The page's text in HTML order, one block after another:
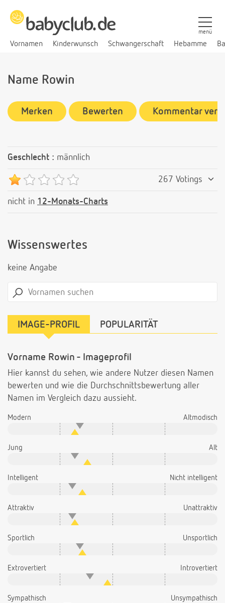
Vornamen Kinderwunsch Schwangerschaft Hebamme
menü
Name Rowin
Merken Bewerten Kommentar
Geschlecht : männlich
267 Votings
nicht in 12-Monats-Charts
Wissenswertes
keine Angabe
IMAGE-PROFIL POPULARITÄT
Vorname Rowin - Imageprofil
Hier kannst du sehen, wie andere Nutzer diesen Namen
bewerten und wie die Durchschnittsbewertung aller
Namen im Vergleich dazu aussieht.
Modern Altmodisch
Jung Alt
Intelligent Nicht intelligent
Attraktiv Unattraktiv
Sportlich Unsportlich
Extrovertiert Introvertiert
Sympathisch Unsympathisch